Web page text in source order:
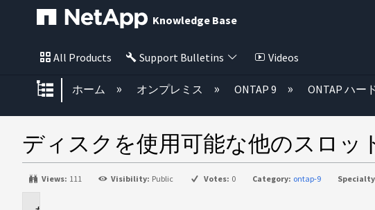
Knowledge Base
All Products Support Bulletins Videos
グローバル階層を展開/折りたたむ
ホーム オンプレミス ONTAP 9 ONTAP ハー
ディスクを使用可能な他のスロッ
Views: 111 Visibility: Public Votes: 0 Category: ontap-9